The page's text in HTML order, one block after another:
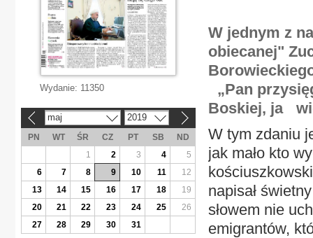
W jednym z
obiecanej"
„Pan
Boskiej, ja
W tym zdaniu
jak mało kto
napisał
słowem nie
emigrantów,
Wydanie: 11350
maj 2019
PN WT ŚR CZ PT SB
ND
1
2 3 4
5
6
7 8 9 10 11
12
13
14 15 16 17 18
19
20
21 22 23 24 25
26
27
28 29 30 31